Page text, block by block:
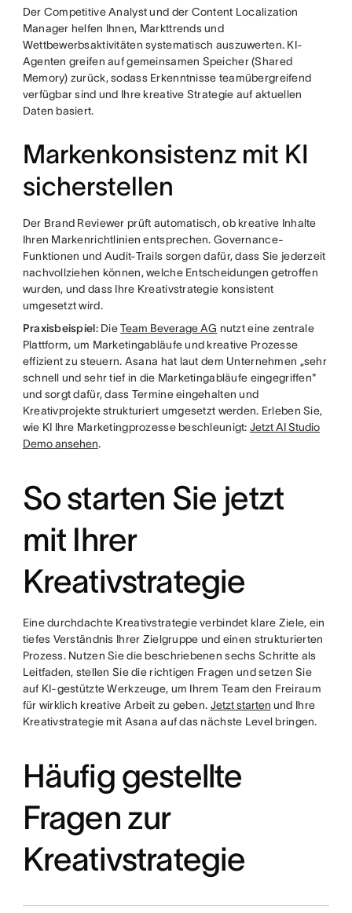
Der Competitive Analyst und der Content Localization
Manager helfen Ihnen, Markttrends und
Wettbewerbsaktivitäten systematisch auszuwerten. KI-
Agenten greifen auf gemeinsamen Speicher (Shared
Memory) zurück, sodass Erkenntnisse teamübergreifend
verfügbar sind und Ihre kreative Strategie auf aktuellen
Daten basiert.
Markenkonsistenz mit KI
sicherstellen
Der Brand Reviewer prüft automatisch, ob kreative Inhalte
Ihren Markenrichtlinien entsprechen. Governance-
Funktionen und Audit-Trails sorgen dafür, dass Sie jederzeit
nachvollziehen können, welche Entscheidungen getroffen
wurden, und dass Ihre Kreativstrategie konsistent
umgesetzt wird.
Praxisbeispiel:DieTeam Beverage AG nutzt eine zentrale
Plattform, um Marketingabläufe und kreative Prozesse
effizient zu steuern. Asana hat laut dem Unternehmen „sehr
schnell und sehr tief in die Marketingabläufe eingegriffen"
und sorgt dafür, dass Termine eingehalten und
Kreativprojekte strukturiert umgesetzt werden. Erleben Sie,
wie KI Ihre Marketingprozesse beschleunigt: Jetzt AI Studio
Demo ansehen.
So starten Sie jetzt
mit Ihrer
Kreativstrategie
Eine durchdachte Kreativstrategie verbindet klare Ziele, ein
tiefes Verständnis Ihrer Zielgruppe und einen strukturierten
Prozess. Nutzen Sie die beschriebenen sechs Schritte als
Leitfaden, stellen Sie die richtigen Fragen und setzen Sie
auf KI-gestützte Werkzeuge, um Ihrem Team den Freiraum
für wirklich kreative Arbeit zu geben. Jetzt starten und Ihre
Kreativstrategie mit Asana auf das nächste Level bringen.
Häufig gestellte
Fragen zur
Kreativstrategie